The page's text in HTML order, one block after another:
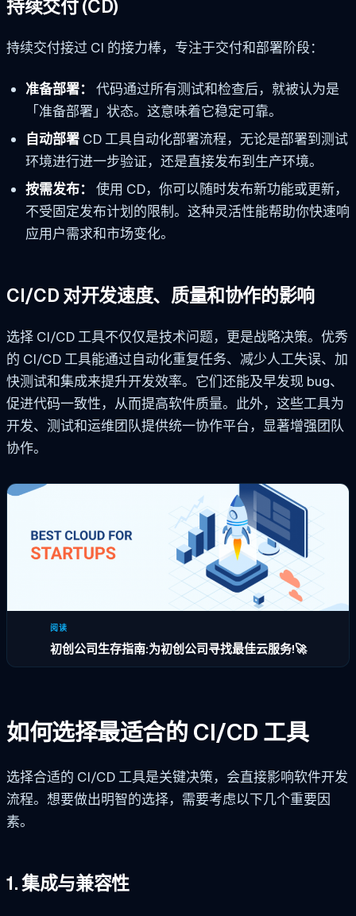
持续交付 (CD)
持续交付接过 CI 的接力棒，专注于交付和部署阶段：
准备部署：
代码通过所有测试和检查后，就被认为是
「准备部署」状态。这意味着它稳定可靠。
自动部署CD 工具自动化部署流程，无论是部署到测试
环境进行进一步验证，还是直接发布到生产环境。
按需发布：
使用 CD，你可以随时发布新功能或更新，
不受固定发布计划的限制。这种灵活性能帮助你快速响
应用户需求和市场变化。
CI/CD 对开发速度、质量和协作的影响
选择 CI/CD 工具不仅仅是技术问题，更是战略决策。优秀
的 CI/CD 工具能通过自动化重复任务、减少人工失误、加
快测试和集成来提升开发效率。它们还能及早发现 bug、
促进代码一致性，从而提高软件质量。此外，这些工具为
开发、测试和运维团队提供统一协作平台，显著增强团队
协作。
阅读
初创公司生存指南:为初创公司寻找最佳云服务!🚀
如何选择最适合的 CI/CD 工具
选择合适的 CI/CD 工具是关键决策，会直接影响软件开发
流程。想要做出明智的选择，需要考虑以下几个重要因
素。
1. 集成与兼容性